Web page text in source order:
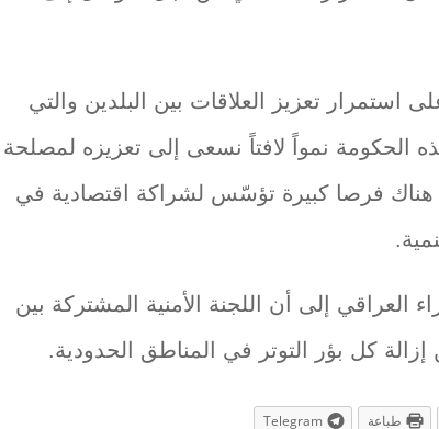
استمرار تعزيز العلاقات بين البلدين والتي
نمواً لافتاً نسعى إلى تعزيزه لمصلحة
هناك فرصا كبيرة تؤسّس لشراكة اقتصادية في
العراقي إلى أن اللجنة الأمنية المشتركة بين
إزالة كل بؤر التوتر في المناطق الحدودية.
طباعة Telegram